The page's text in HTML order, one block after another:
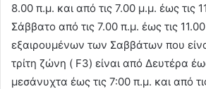
8.00 π.μ. και από τις 7.00 μ.μ. έως τις
Σάββατο από τις 7.00 π.μ. έως τις
εξαιρουμένων των Σαββάτων που
τρίτη ζώνη ( F3) είναι από Δευτέρα
μεσάνυχτα έως τις 7:00 π.μ. και από